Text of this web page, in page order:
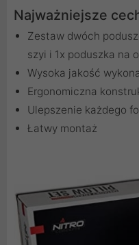
Najważniejsze
Zestaw dwóch
szyi i 1x poduszka na
Wysoka jakość
Ergonomiczna
Ulepszenie każdego
Łatwy montaż